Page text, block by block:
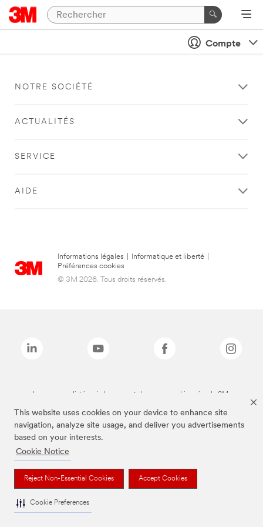
This website uses cookies on your device to enhance site
navigation, analyze site usage, and deliver you advertisements
based on your interests.
Cookie Notice
Reject Non-Essential Cookies Accept Cookies
Cookie Preferences
Compte
NOTRE SOCIÉTÉ
ACTUALITÉS
SERVICE
AIDE
Informations légales Informatique et liberté
Préférences cookies
© 3M 2026. Tous droits réservés.
Les marques listées ci-dessus sont des marques déposées de 3M.